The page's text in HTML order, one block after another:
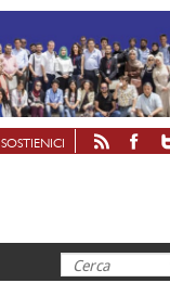
SOSTIENICI
Cerca